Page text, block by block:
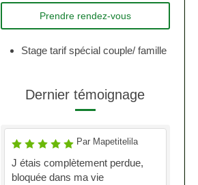
Prendre rendez-vous
Stage tarif spécial couple/ famille
Dernier témoignage
Par Mapetitelila
J étais complètement perdue,
bloquée dans ma vie